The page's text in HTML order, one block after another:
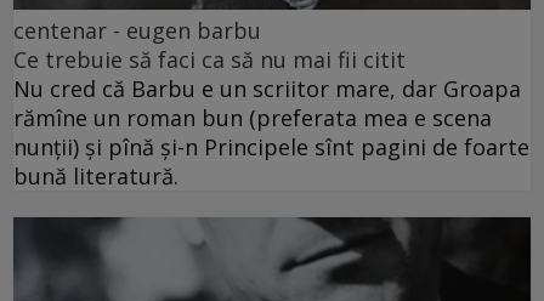
centenar - eugen barbu
Ce trebuie să faci ca să nu mai fii citit
Nu cred că Barbu e un scriitor mare, dar Groapa
rămîne un roman bun (preferata mea e scena
nunții) și pînă și-n Principele sînt pagini de foarte
bună literatură.